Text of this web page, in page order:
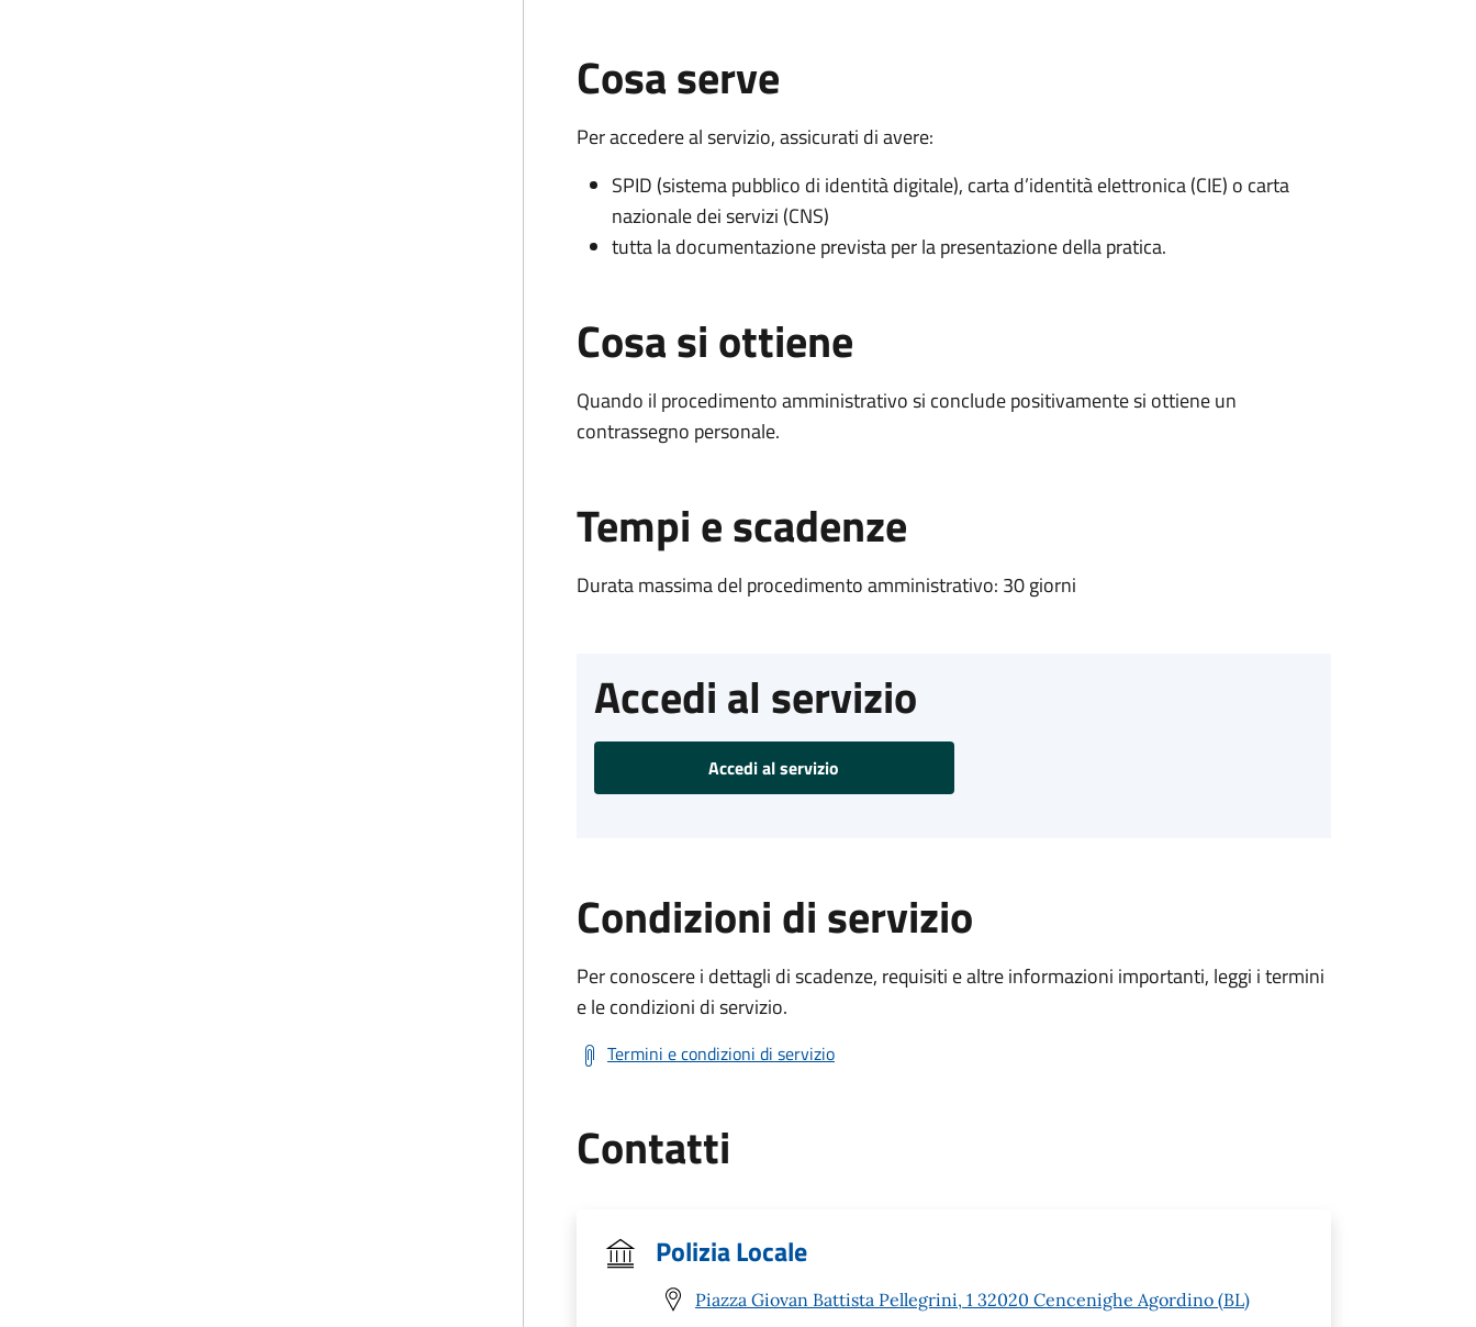
Cosa serve
Per accedere al servizio, assicurati di avere:
SPID (sistema pubblico di identità digitale), carta d’identità elettronica (CIE) o carta
nazionale dei servizi (CNS)
tutta la documentazione prevista per la presentazione della pratica.
Cosa si ottiene
Quando il procedimento amministrativo si conclude positivamente si ottiene un
contrassegno personale.
Tempi e scadenze
Durata massima del procedimento amministrativo: 30 giorni
Accedi al servizio
Accedi al servizio
Condizioni di servizio
Per conoscere i dettagli di scadenze, requisiti e altre informazioni importanti, leggi i termini
e le condizioni di servizio.
Termini e condizioni di servizio
Contatti
Polizia Locale
Piazza Giovan Battista Pellegrini, 1 32020 Cencenighe Agordino (BL)